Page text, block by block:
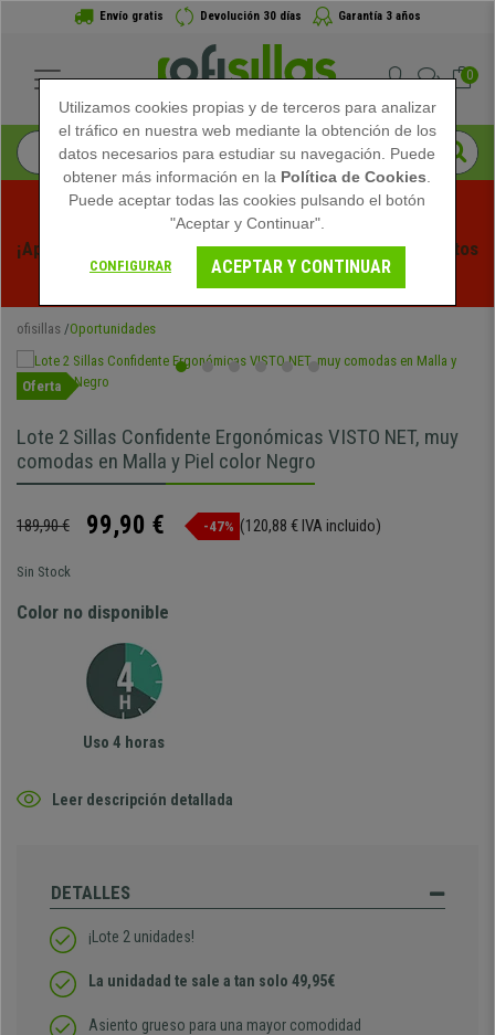
Envío gratis Devolución 30 días Garantía 3 años
0
¡Aprovecha las Rebajas de Verano en Ofisillas! Descuentos
Exclusivos por Tiempo Limitado - Ver Promo
ofisillas Oportunidades
Oferta
Lote 2 Sillas Confidente Ergonómicas VISTO NET, muy
comodas en Malla y Piel color Negro
189,90 € 99,90 € -47% (120,88 € IVA incluido)
Sin Stock
Color no disponible
Uso 4 horas
Leer descripción detallada
DETALLES
¡Lote 2 unidades!
La unidadad te sale a tan solo 49,95€
Asiento grueso para una mayor comodidad
Utilizamos cookies propias y de terceros para analizar
el tráfico en nuestra web mediante la obtención de los
datos necesarios para estudiar su navegación. Puede
obtener más información en la Política de Cookies
Puede aceptar todas las cookies pulsando el botón
"Aceptar y Continuar".
CONFIGURAR ACEPTAR Y CONTINUAR